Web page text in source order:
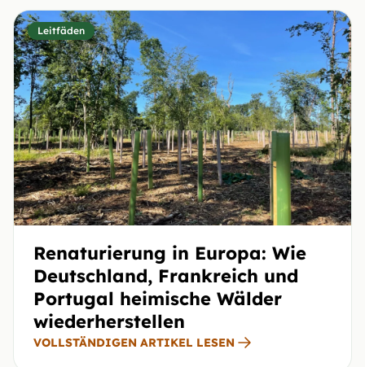
Leitfäden
Renaturierung in Europa: Wie
Deutschland, Frankreich und
Portugal heimische Wälder
wiederherstellen
VOLLSTÄNDIGEN ARTIKEL LESEN